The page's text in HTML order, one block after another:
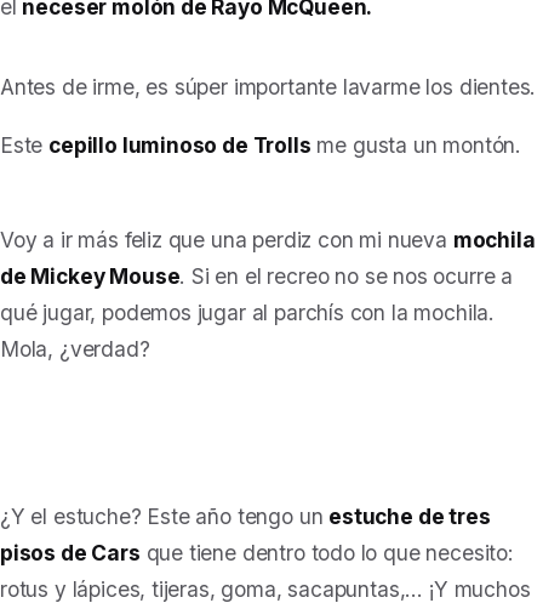
el neceser molón de Rayo McQueen.
Antes de irme, es súper importante lavarme los dientes.
Este cepillo luminoso de Trolls me gusta un montón.
Voy a ir más feliz que una perdiz con mi nueva mochila
de Mickey Mouse. Si en el recreo no se nos ocurre a
qué jugar, podemos jugar al parchís con la mochila.
Mola, ¿verdad?
¿Y el estuche? Este año tengo un estuche de tres
pisos de Cars que tiene dentro todo lo que necesito:
rotus y lápices, tijeras, goma, sacapuntas,… ¡Y muchos